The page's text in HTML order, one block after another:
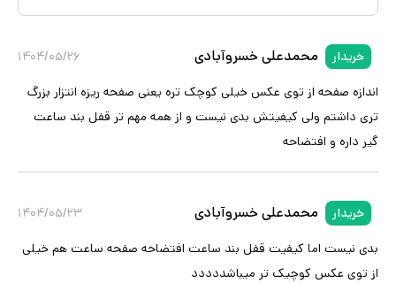
خریدار محمدعلی خسروآبادی
۱۴۰۴/۰۵/۲۶
اندازه صفحه از توی عکس خیلی کوچک تره یعنی صفحه ریزه انتزار بزرگ
تری داشتم ولی کیفیتش بدی نیست و از همه مهم تر قفل بند ساعت
گیر داره و افتضاحه
خریدار محمدعلی خسروآبادی
۱۴۰۴/۰۵/۲۳
بدی نیست اما کیفیت قفل بند ساعت افتضاحه صفحه ساعت هم خیلی
از توی عکس کوچیک تر میباشددددد